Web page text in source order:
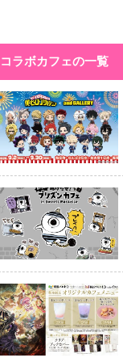
コラボカフェの一覧